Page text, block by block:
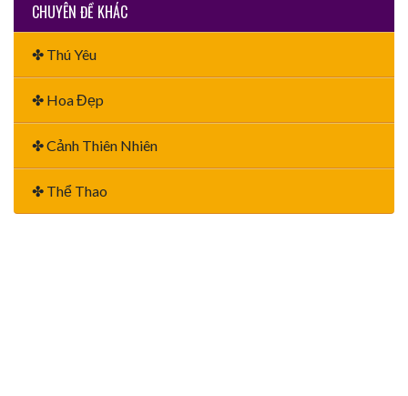
CHUYÊN ĐỀ KHÁC
✤ Thú Yêu
✤ Hoa Đẹp
✤ Cảnh Thiên Nhiên
✤ Thể Thao